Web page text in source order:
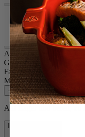
Noir
Atmosphère Whisky -
Größe
Farbe
Menge
–
Auf Lager und bereit, zu